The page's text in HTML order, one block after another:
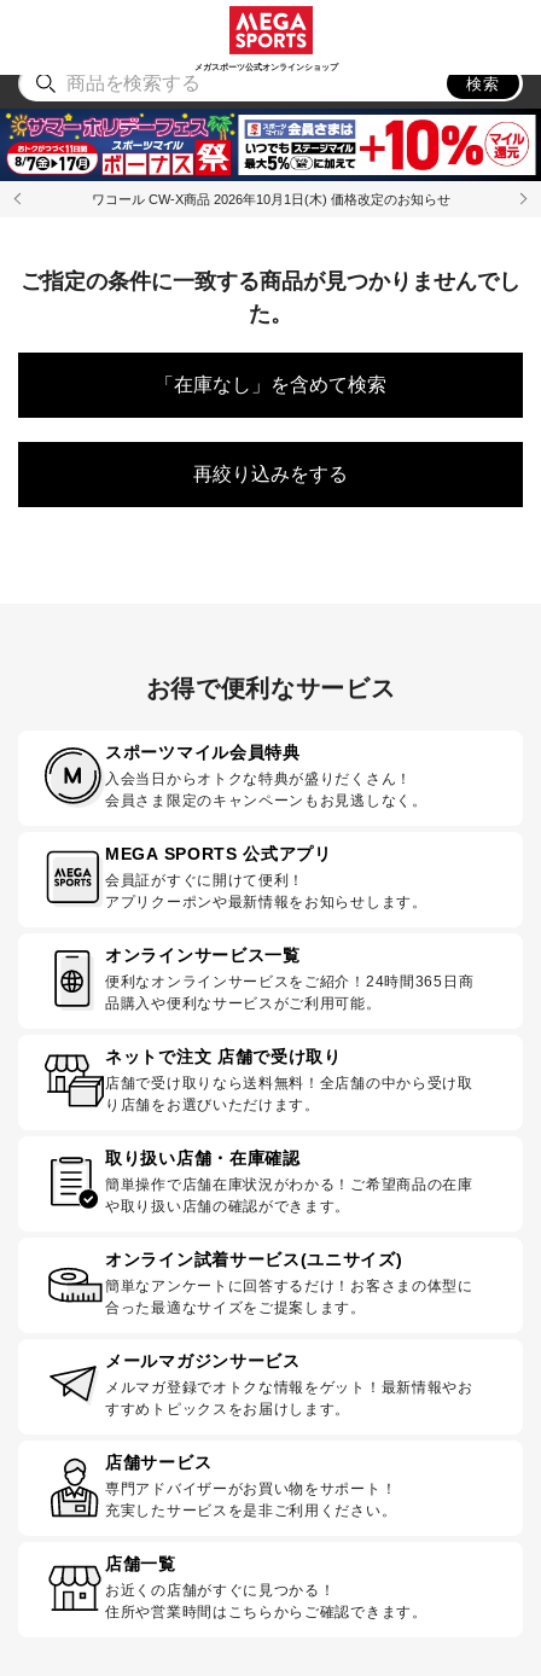
メガスポーツ公式オンラインショップ
アウトドア
検索
ワコール CW-X商品 2026年10月1日(木) 価格改定のお知らせ
ご指定の条件に一致する商品が見つかりませんでし
た。
「在庫なし」を含めて検索
再絞り込みをする
お得で便利なサービス
スポーツマイル会員特典
入会当日からオトクな特典が盛りだくさん！
会員さま限定のキャンペーンもお見逃しなく。
MEGA SPORTS 公式アプリ
会員証がすぐに開けて便利！
アプリクーポンや最新情報をお知らせします。
オンラインサービス一覧
便利なオンラインサービスをご紹介！24時間365日商
品購入や便利なサービスがご利用可能。
ネットで注文 店舗で受け取り
店舗で受け取りなら送料無料！全店舗の中から受け取
り店舗をお選びいただけます。
取り扱い店舗・在庫確認
簡単操作で店舗在庫状況がわかる！ご希望商品の在庫
や取り扱い店舗の確認ができます。
オンライン試着サービス(ユニサイズ)
簡単なアンケートに回答するだけ！お客さまの体型に
合った最適なサイズをご提案します。
メールマガジンサービス
メルマガ登録でオトクな情報をゲット！最新情報やお
すすめトピックスをお届けします。
店舗サービス
専門アドバイザーがお買い物をサポート！
充実したサービスを是非ご利用ください。
店舗一覧
お近くの店舗がすぐに見つかる！
住所や営業時間はこちらからご確認できます。